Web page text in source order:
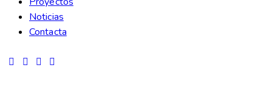
Noticias
Contacta